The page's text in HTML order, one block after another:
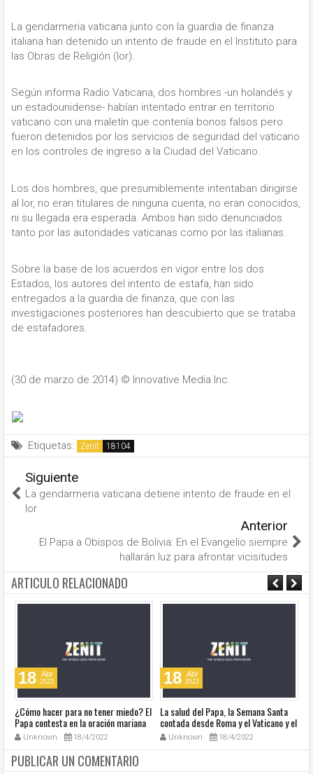
La gendarmeria vaticana junto con la guardia de finanza
italiana han detenido un intento de fraude en el Instituto para
las Obras de Religión (Ior).
Según informa Radio Vaticana, dos hombres -un holandés y
un estadounidense- habían intentado entrar en territorio
vaticano con una maletín que contenía bonos falsos pero
fueron detenidos por los servicios de seguridad del vaticano
en los controles de ingreso a la Ciudad del Vaticano.
Los dos hombres, que presumiblemente intentaban dirigirse
al Ior, no eran titulares de ninguna cuenta, no eran conocidos,
ni su llegada era esperada. Ambos han sido denunciados
tanto por las autoridades vaticanas como por las italianas.
Sobre la base de los acuerdos en vigor entre los dos
Estados, los autores del intento de estafa, han sido
entregados a la guardia de finanza, que con las
investigaciones posteriores han descubierto que se trataba
de estafadores.
(30 de marzo de 2014) © Innovative Media Inc.
Etiquetas: Zenit
Siguiente
La gendarmeria vaticana detiene intento de fraude en el
Ior
Anterior
El Papa a Obispos de Bolivia: En el Evangelio siempre
hallarán luz para afrontar vicisitudes
ARTICULO RELACIONADO
18 Abr
2022
¿Cómo hacer para no tener miedo? El
Papa contesta en la oración mariana
de este lunes en la Plaza de San
Pedro
Unknown 18/4/2022
18 Abr
2022
La salud del Papa, la Semana Santa
contada desde Roma y el Vaticano y el
resumen de noticias en audio
Unknown 18/4/2022
PUBLICAR UN COMENTARIO